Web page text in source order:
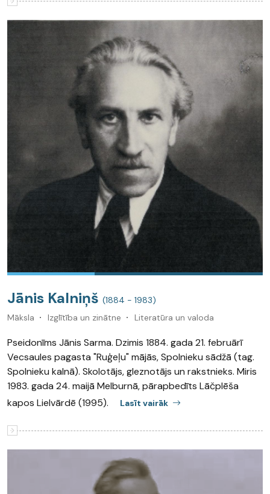
Jānis Kalniņš (1884 - 1983)
Māksla
Izglītība un zinātne Literatūra un valoda
Pseidonīms Jānis Sarma. Dzimis 1884. gada 21. februārī
Vecsaules pagasta "Ruģeļu" mājās, Spolnieku sādžā (tag.
Spolnieku kalnā). Skolotājs, gleznotājs un rakstnieks. Miris
1983. gada 24. maijā Melburnā, pārapbedīts Lāčplēša
kapos Lielvārdē (1995).
Lasīt vairāk